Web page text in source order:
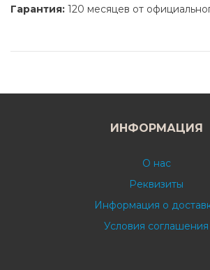
Гарантия: 120 месяцев от
ИНФОРМАЦИЯ
О нас
Реквизиты
Информация о
Условия соглашения